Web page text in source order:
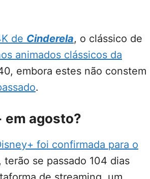
de Cinderela, o clássico de
animados clássicos da
embora estes não constem
.
em agosto?
foi confirmada para o
se passado 104 dias